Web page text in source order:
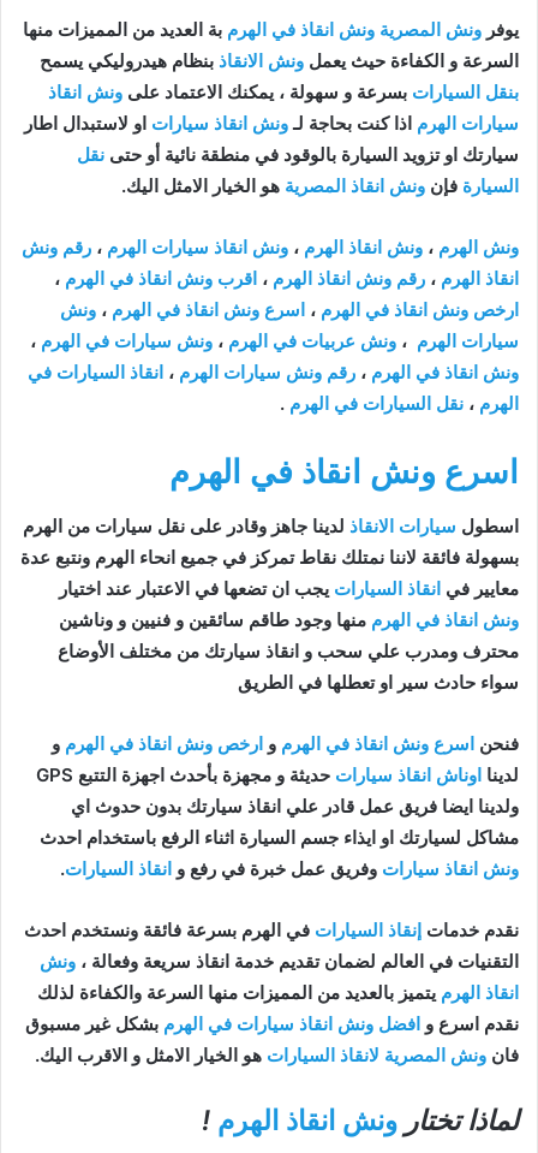
يوفر ونش المصرية ونش انقاذ في الهرم بة العديد من المميزات منها
السرعة و الكفاءة حيث يعمل ونش الانقاذ بنظام هيدروليكي يسمح
بنقل السيارات بسرعة و سهولة ، يمكنك الاعتماد على ونش انقاذ
سيارات الهرم اذا كنت بحاجة لـونش انقاذ سيارات او لاستبدال اطار
سيارتك او تزويد السيارة بالوقود في منطقة نائية أو حتى نقل
السيارة فإن ونش انقاذ المصرية هو الخيار الامثل اليك.
ونش الهرم ، ونش انقاذ الهرم ، ونش انقاذ سيارات الهرم ، رقم ونش
انقاذ الهرم ، رقم ونش انقاذ الهرم ، اقرب ونش انقاذ في الهرم ،
ارخص ونش انقاذ في الهرم ، اسرع ونش انقاذ في الهرم ، ونش
سيارات الهرم ، ونش عربيات في الهرم ، ونش سيارات في الهرم ،
ونش انقاذ في الهرم ، رقم ونش سيارات الهرم ، انقاذ السيارات في
الهرم ، نقل السيارات في الهرم .
اسرع ونش انقاذ في الهرم
اسطول سيارات الانقاذ لدينا جاهز وقادر على نقل سيارات من الهرم
بسهولة فائقة لاننا نمتلك نقاط تمركز في جميع انحاء الهرم ونتبع عدة
معايير في انقاذ السيارات يجب ان تضعها في الاعتبار عند اختيار
ونش انقاذ في الهرم منها وجود طاقم سائقين و فنيين و وناشين
محترف ومدرب علي سحب و انقاذ سيارتك من مختلف الأوضاع
سواء حادث سير او تعطلها في الطريق
فنحن اسرع ونش انقاذ في الهرم و ارخص ونش انقاذ في الهرم و
لدينا اوناش انقاذ سيارات
حديثة و مجهزة بأحدث اجهزة التتبع GPS
ولدينا ايضا فريق عمل قادر علي انقاذ سيارتك بدون حدوث اي
مشاكل لسيارتك او ايذاء جسم السيارة اثناء الرفع باستخدام احدث
ونش انقاذ سيارات وفريق عمل خبرة في رفع و انقاذ السيارات.
نقدم خدمات إنقاذ السيارات في الهرم بسرعة فائقة ونستخدم احدث
التقنيات في العالم لضمان تقديم خدمة انقاذ سريعة وفعالة ، ونش
انقاذ الهرم يتميز بالعديد من المميزات منها السرعة والكفاءة لذلك
نقدم اسرع و افضل ونش انقاذ سيارات في الهرم بشكل غير مسبوق
فان ونش المصرية لانقاذ السيارات هو الخيار الامثل و الاقرب اليك.
لماذا تختار ونش انقاذ الهرم !